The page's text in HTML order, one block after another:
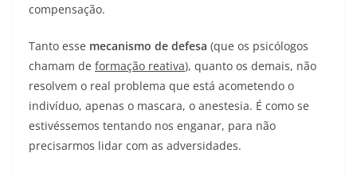
compensação.
Tanto esse mecanismo de defesa (que os psicólogos
chamam de formação reativa), quanto os demais, não
resolvem o real problema que está acometendo o
indivíduo, apenas o mascara, o anestesia. É como se
estivéssemos tentando nos enganar, para não
precisarmos lidar com as adversidades.